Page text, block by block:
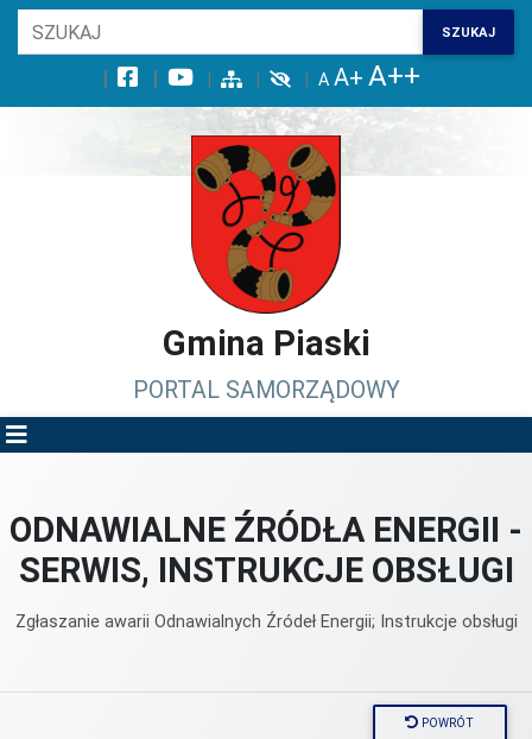
Wróć na początek strony
Przejdź do treści głównej
Przejdź do stopki
Przejdź do menu górnego
Przejdź do mapy serwisu
SZUKAJ
Gmina Piaski
PORTAL SAMORZĄDOWY
ODNAWIALNE ŹRÓDŁA ENERGII -
SERWIS, INSTRUKCJE OBSŁUGI
Zgłaszanie awarii Odnawialnych Źródeł Energii; Instrukcje obsługi
POWRÓT